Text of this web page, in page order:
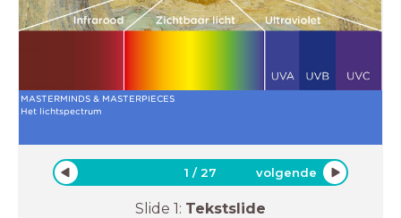
MASTERMINDS & MASTERPIECES
Het lichtspectrum
1 /27 volgende
Slide 1: Tekstslide